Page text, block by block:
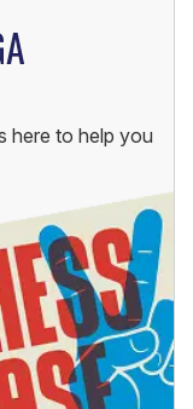
here to help you